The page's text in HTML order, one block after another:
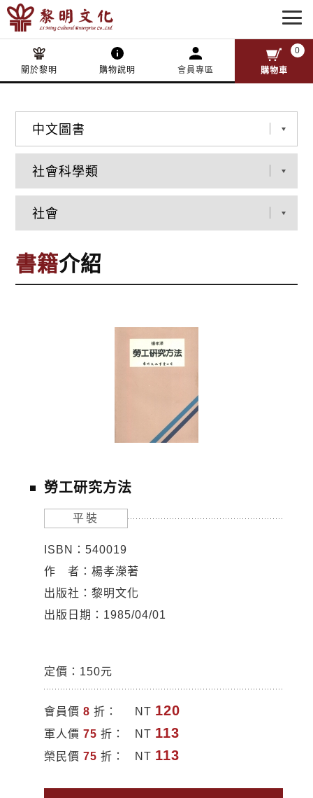
關於黎明 購物說明 會員專區
0
購物車
書籍介紹
勞工研究方法
平裝
ISBN：540019
作 者：楊孝濚著
出版社：黎明文化
出版日期：1985/04/01
定價：150元
會員價 8 折： NT 120
軍人價 75 折： NT 113
榮民價 75 折： NT 113